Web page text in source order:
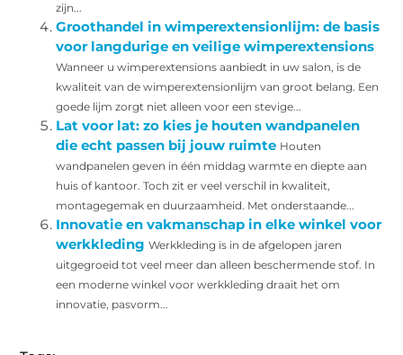
zijn...
Groothandel in wimperextensionlijm: de basis
voor langdurige en veilige wimperextensions
Wanneer u wimperextensions aanbiedt in uw salon, is de
kwaliteit van de wimperextensionlijm van groot belang. Een
goede lijm zorgt niet alleen voor een stevige...
Lat voor lat: zo kies je houten wandpanelen
die echt passen bij jouw ruimte Houten
wandpanelen geven in één middag warmte en diepte aan
huis of kantoor. Toch zit er veel verschil in kwaliteit,
montagegemak en duurzaamheid. Met onderstaande...
Innovatie en vakmanschap in elke winkel voor
werkkleding Werkkleding is in de afgelopen jaren
uitgegroeid tot veel meer dan alleen beschermende stof. In
een moderne winkel voor werkkleding draait het om
innovatie, pasvorm...